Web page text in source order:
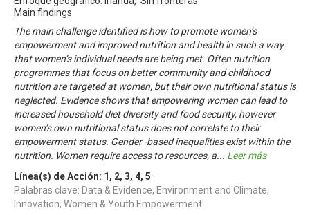
Main findings
The main challenge identified is how to promote women’s
empowerment and improved nutrition and health in such a way
that women’s individual needs are being met. Often nutrition
programmes that focus on better community and childhood
nutrition are targeted at women, but their own nutritional status is
neglected. Evidence shows that empowering women can lead to
increased household diet diversity and food security, however
women’s own nutritional status does not correlate to their
empowerment status. Gender -based inequalities exist within the
nutrition. Women require access to resources, a... Leer más
Línea(s) de Acción: 1 , 2, 3, 4, 5
Palabras clave: Data & Evidence, Environment and Climate,
Innovation, Women & Youth Empowerment